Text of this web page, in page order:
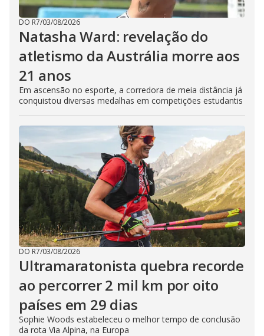
DO R7/03/08/2026
Natasha Ward: revelação do
atletismo da Austrália morre aos
21 anos
Em ascensão no esporte, a corredora de meia distância já
conquistou diversas medalhas em competições estudantis
DO R7/03/08/2026
Ultramaratonista quebra recorde
ao percorrer 2 mil km por oito
países em 29 dias
Sophie Woods estabeleceu o melhor tempo de conclusão
da rota Via Alpina, na Europa